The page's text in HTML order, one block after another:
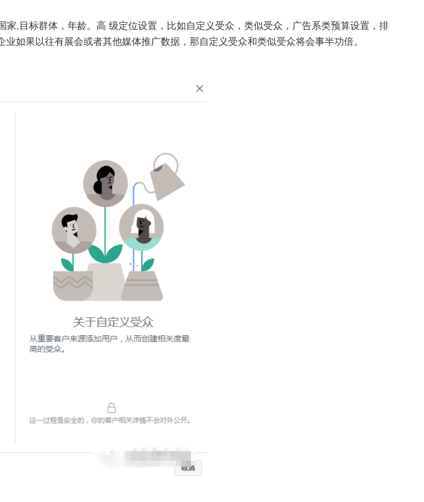
,目标群体，年龄。高 级定位设置，比如自定义受众，类似受众，广告系类预算设置，排
如果以往有展会或者其他媒体推广数据，那自定义受众和类似受众将会事半功倍。